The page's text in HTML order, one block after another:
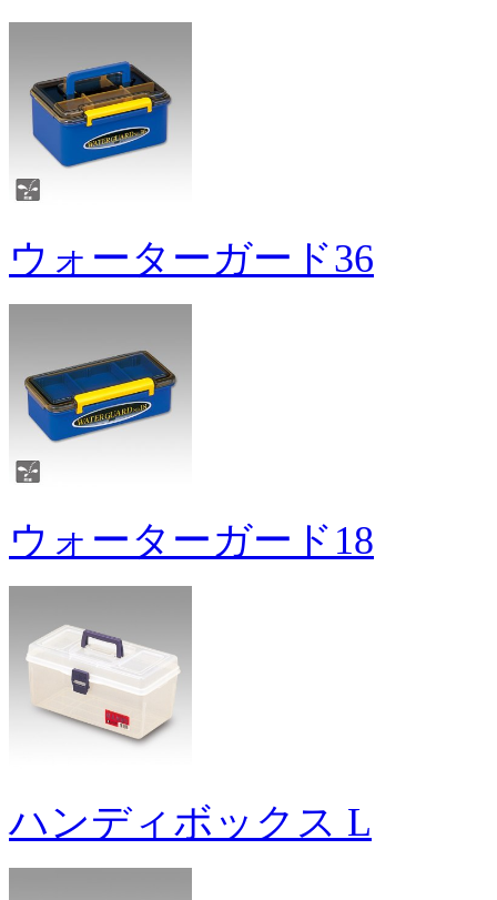
ウォーターガード36
ウォーターガード18
ハンディボックス L